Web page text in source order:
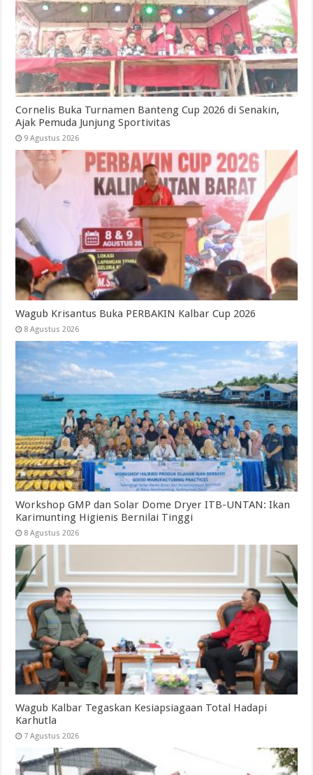
Cornelis Buka Turnamen Banteng Cup 2026 di Senakin,
Ajak Pemuda Junjung Sportivitas
9 Agustus 2026
Wagub Krisantus Buka PERBAKIN Kalbar Cup 2026
8 Agustus 2026
Workshop GMP dan Solar Dome Dryer ITB-UNTAN: Ikan
Karimunting Higienis Bernilai Tinggi
8 Agustus 2026
Wagub Kalbar Tegaskan Kesiapsiagaan Total Hadapi
Karhutla
7 Agustus 2026